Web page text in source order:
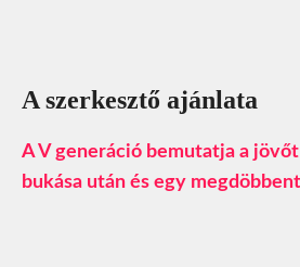
A szerkesztő ajánlata
A V generáció bemutatja a
bukása után és egy